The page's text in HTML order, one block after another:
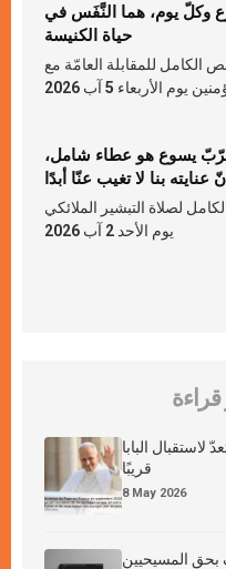
وكلّ يوم، هما النَّفَس في
حياة الكنيسة
الكامل للمقابلة العامّة مع
يوم الأربعاء 5 آب 2026
يسوع هو عطاء شامل،
عنايته بنا لا تغيب عنّا أبدًا
لصلاة التبشير الملائكي
يوم الأحد 2 آب 2026
قراءة
لاستقبال البابا
قريبًا
8 May 2026
بحق المسيحيين